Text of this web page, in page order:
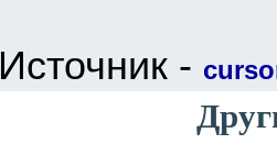
Источник -